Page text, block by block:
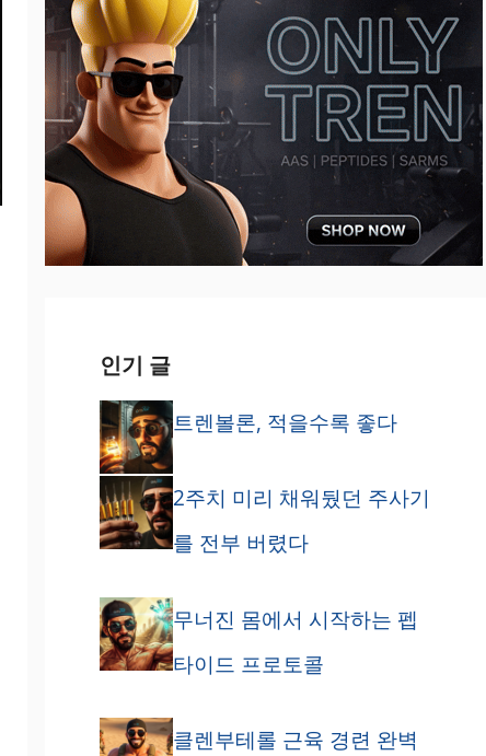
인기 글
트렌볼론, 적을수록 좋다
2주치 미리 채워뒀던 주사기
를 전부 버렸다
무너진 몸에서 시작하는 펩
타이드 프로토콜
클렌부테롤 근육 경련 완벽